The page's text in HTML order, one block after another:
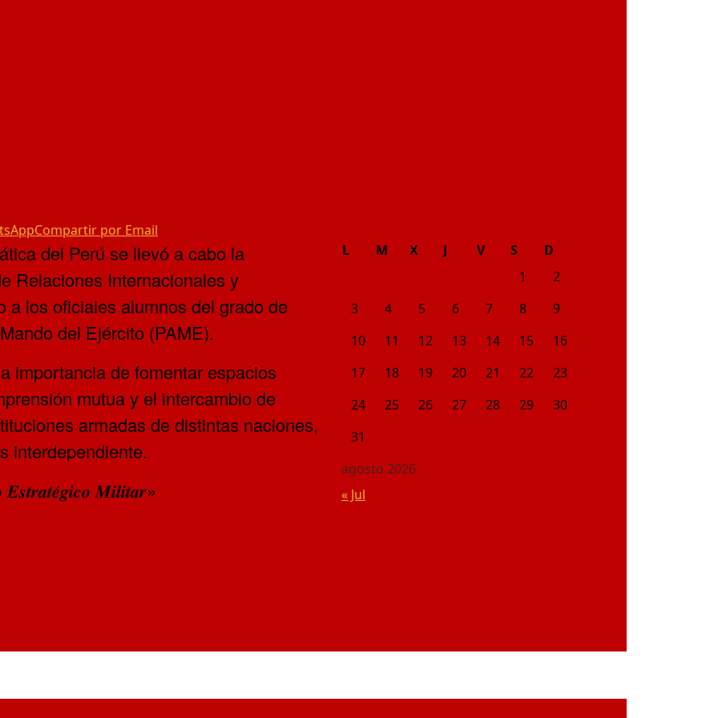
Compartir por Email
del Perú se llevó a cabo la
Relaciones Internacionales y
los oficiales alumnos del grado de
del Ejército (PAME).
importancia de fomentar espacios
mutua y el intercambio de
armadas de distintas naciones,
interdependiente.
𝑴𝒊𝒍𝒊𝒕𝒂𝒓»
agosto 2026
L M X J V S
D
1
2
3
4 5 6 7 8
9
10
11 12 13 14 15
16
17
18 19 20 21 22
23
24
25 26 27 28 29
30
31
« Jul